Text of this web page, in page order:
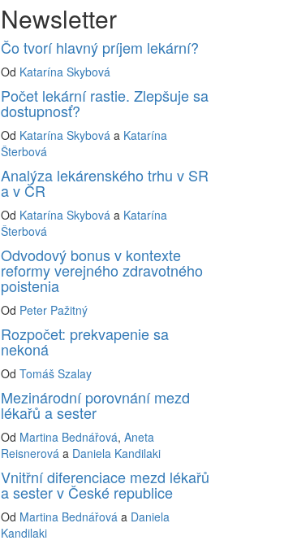
Newsletter
Čo tvorí hlavný príjem lekární?
Od Katarína Skybová
Počet lekární rastie. Zlepšuje sa
dostupnosť?
Od Katarína Skybová a Katarína
Šterbová
Analýza lekárenského trhu v SR
a v ČR
Od Katarína Skybová a Katarína
Šterbová
Odvodový bonus v kontexte
reformy verejného zdravotného
poistenia
Od Peter Pažitný
Rozpočet: prekvapenie sa
nekoná
OdTomáš Szalay
Mezinárodní porovnání mezd
lékařů a sester
Od Martina Bednářová,Aneta
Reisnerová a Daniela Kandilaki
Vnitřní diferenciace mezd lékařů
a sester v České republice
Od Martina Bednářová a Daniela
Kandilaki